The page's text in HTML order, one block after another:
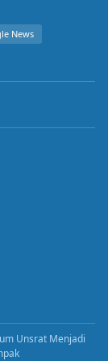
News
Unsrat Menjadi